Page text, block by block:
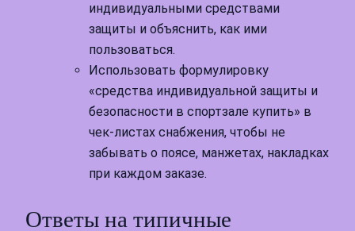
индивидуальными средствами
защиты и объяснить, как ими
пользоваться.
Использовать формулировку
«средства индивидуальной защиты и
безопасности в спортзале купить» в
чек-листах снабжения, чтобы не
забывать о поясе, манжетах, накладках
при каждом заказе.
Ответы на типичные